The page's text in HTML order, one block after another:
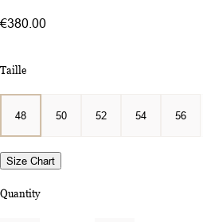
€380.00
Taille
48 50 52 54 56
Size Chart
Quantity